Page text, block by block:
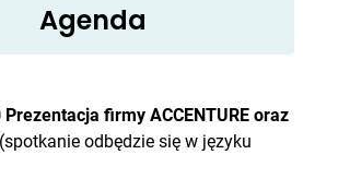
Agenda
firmy ACCENTURE oraz
(spotkanie odbędzie się w języku